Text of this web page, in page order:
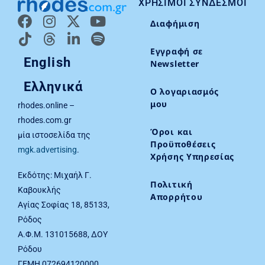
English
Ελληνικά
rhodes.online –
rhodes.com.gr
μία ιστοσελίδα της
mgk.advertising.
Εκδότης: Μιχαήλ Γ.
Καβουκλής
Αγίας Σοφίας 18, 85133,
Ρόδος
Α.Φ.Μ. 131015688, ΔΟΥ
Ρόδου
ΧΡΉΣΙΜΟΙ ΣΎΝΔΕΣΜΟΙ
Διαφήμιση
Εγγραφή σε
Newsletter
Ο λογαριασμός
μου
Όροι και
Προϋποθέσεις
Χρήσης Υπηρεσίας
Πολιτική
Απορρήτου